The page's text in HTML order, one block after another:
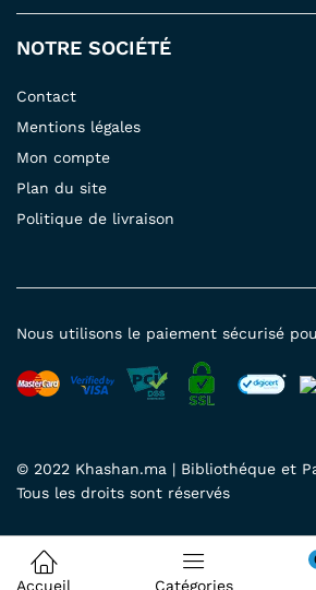
NOTRE SOCIÉTÉ
Contact
Mentions légales
Mon compte
Plan du site
Politique de livraison
© 2022 Khashan.ma | Bibliothéque et
Tous les droits sont réservés
Nous utilisons le paiement sécurisé
Accueil Catégories